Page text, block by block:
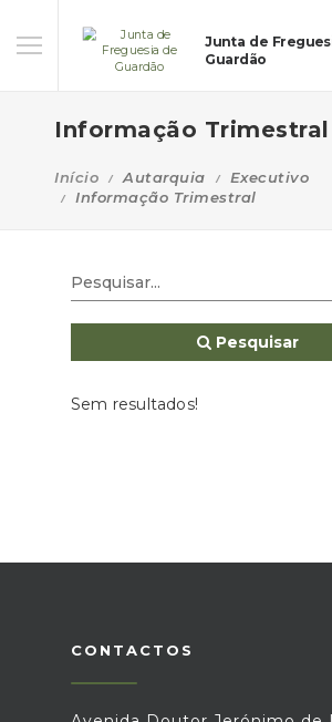
Junta de
Guardão
Informação Trimestral
Início Autarquia
Executivo
Informação Trimestral
Pesquisar
Sem resultados!
CONTACTOS